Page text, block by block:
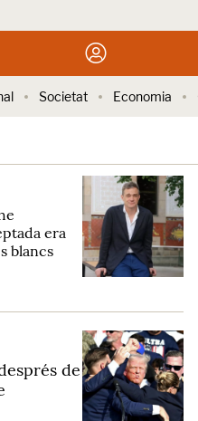
Societat Economia
era
blancs
de